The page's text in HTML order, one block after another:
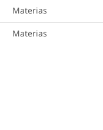
Materias
Materias